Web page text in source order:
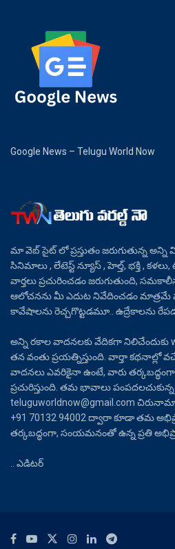
Google News – Telugu World Now
మా వెబ్ సైట్ లో ప్రస్తుతం జరుగుతున్న
సినిమాలు , లేటెస్ట్ న్యూస్ , హెల్త్, భక్తి ,
వార్తలు ప్రచురించడం జరుగుతుంది,
ఆలోచనను మీ ఎదుట నివేదించడం
కావేషాలను రెచ్చగొట్టడమూ.. ఉద్రేకాలను
అన్ని రకాల వాదనలకు వేదికగా నిలిచేందుకు
తన వంతు ప్రయత్నిస్తుంది. వార్తా కథనాల్లో
వాదనలు ఎవరికైనా ఉంటే, వారు
ప్రచురిస్తుంది. తమ భావాలు పంపదలచుకున్న
teluguworldnow@gmail.com
+91 70132 94002 ద్వారా కూడా తమ
తర్కబద్ధంగా, సంయమనంతో ఉన్న ప్రతి
.. ఎడిటర్